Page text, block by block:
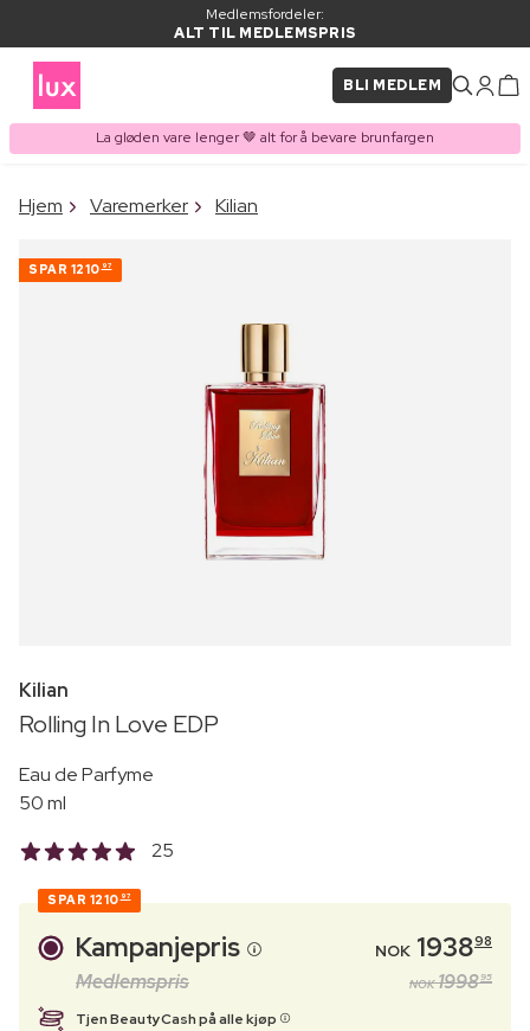
Medlemsfordeler:
ALT TIL MEDLEMSPRIS
BLI MEDLEM
La gløden vare lenger 🤎 alt for å bevare brunfargen
VARE LAGT I
Hjem Varemerker Kilian
SPAR 1210 97
Kilian
Rolling In Love EDP
Eau de Parfyme
50 ml
25
SPAR 1210 97
Kampanjepris NOK 193898
Medlemspris NOK 199895
Tjen BeautyCash på alle kjøp